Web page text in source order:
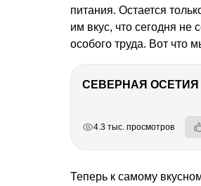
питания. Остается
им вкус, что сегодня не
особого труда. Вот что
4.3 тыс. просмотров
Теперь к самому